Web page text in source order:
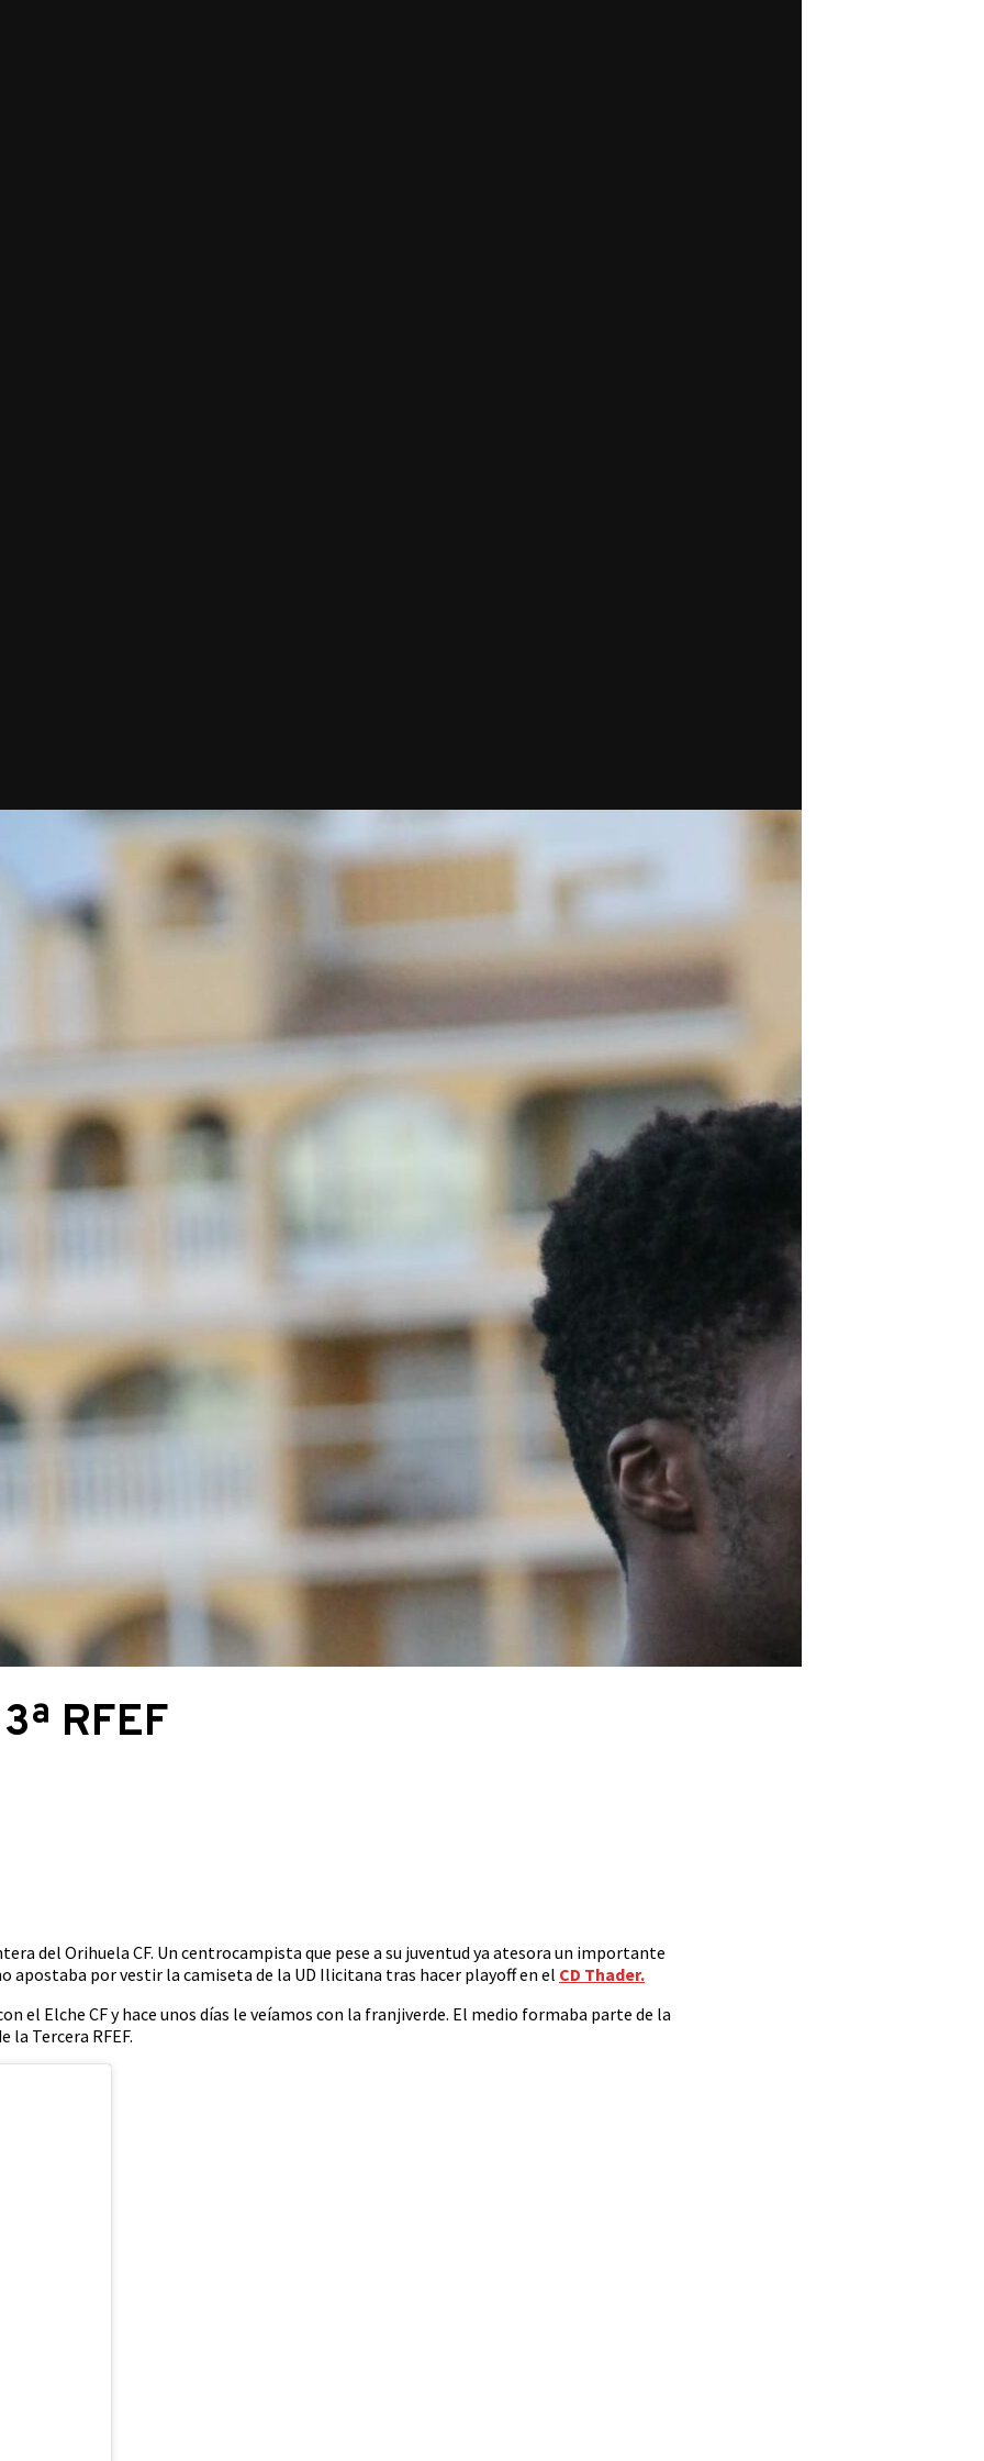
RFEF
del Orihuela CF. Un centrocampista que pese a su juventud ya atesora un importante
apostaba por vestir la camiseta de la UD Ilicitana tras hacer playoff en el CD Thader.
el Elche CF y hace unos días le veíamos con la franjiverde. El medio formaba parte de la
la Tercera RFEF.